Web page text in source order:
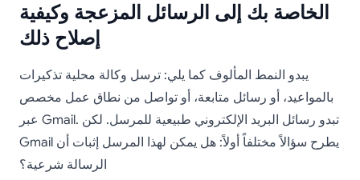
الخاصة بك إلى الرسائل المزعجة وكيفية
إصلاح ذلك
يبدو النمط المألوف كما يلي: ترسل وكالة محلية تذكيرات
بالمواعيد، أو رسائل متابعة، أو تواصل من نطاق عمل مخصص
عبر Gmail. تبدو رسائل البريد الإلكتروني طبيعية للمرسل. لكن
Gmail يطرح سؤالاً مختلفاً أولاً: هل يمكن لهذا المرسل إثبات أن
الرسالة شرعية؟